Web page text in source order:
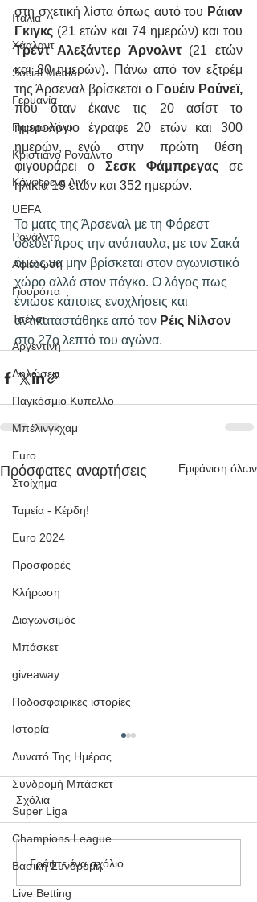
Ιταλία
Χάαλαντ
Social Media
Γερμανία
Παρασκήνιο
Κριστιάνο Ρονάλντο
Κόνφερενς Λιγκ
UEFA
Ρονάλντο
Αφιέρωση
Γιουρόπα
Τσέλσι
Αργεντινή
Δηλώσεις
Παγκόσμιο Κύπελλο
Μπέλινγκχαμ
Euro
Στοίχημα
Ταμεία - Κέρδη!
Euro 2024
Προσφορές
Κλήρωση
Διαγωνσιμός
Μπάσκετ
giveaway
Ποδοσφαιρικές ιστορίες
Ιστορία
Δυνατό Της Ημέρας
Συνδρομή Μπάσκετ
Super Liga
Champions League
Βασική Συνδρομή
Live Betting
στη σχετική λίστα όπως αυτό του Ράιαν
Γκιγκς
Τρεντ Αλεξάντερ Άρνολντ (21 ετών
και 80 ημερών). Πάνω από τον εξτρέμ
της Άρσεναλ βρίσκεται ο Γουέιν Ρούνεϊ,
που όταν έκανε τις 20 ασίστ το
ημερολόγιο έγραφε 20 ετών και 300
ημερών, ενώ στην πρώτη θέση
φιγουράρει ο Σεσκ Φάμπρεγας σε
ηλικία 19 ετών και 352 ημερών.
Το ματς της Άρσεναλ με τη Φόρεστ
οδεύει προς την ανάπαυλα, με τον Σακά
όμως να μην βρίσκεται στον αγωνιστικό
χώρο αλλά στον πάγκο. Ο λόγος πως
ένιωσε κάποιες ενοχλήσεις και
αντικαταστάθηκε από τον Ρέις Νίλσον
στο 27ο λεπτό του αγώνα.
Πρόσφατες αναρτήσεις Εμφάνιση όλων
Η Αυλαία Έπεσε: Το 3ο
Κέρδος και η Επόμενη
Σχόλια
Γράψτε ένα σχόλιο...